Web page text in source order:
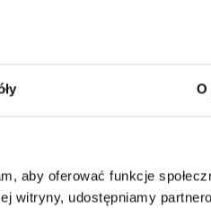
O
aby oferować funkcje
witryny, udostępniamy